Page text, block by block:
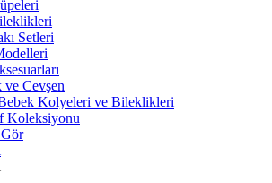
Setleri
ve Cevşen
Kolyeleri ve Bileklikleri
Koleksiyonu